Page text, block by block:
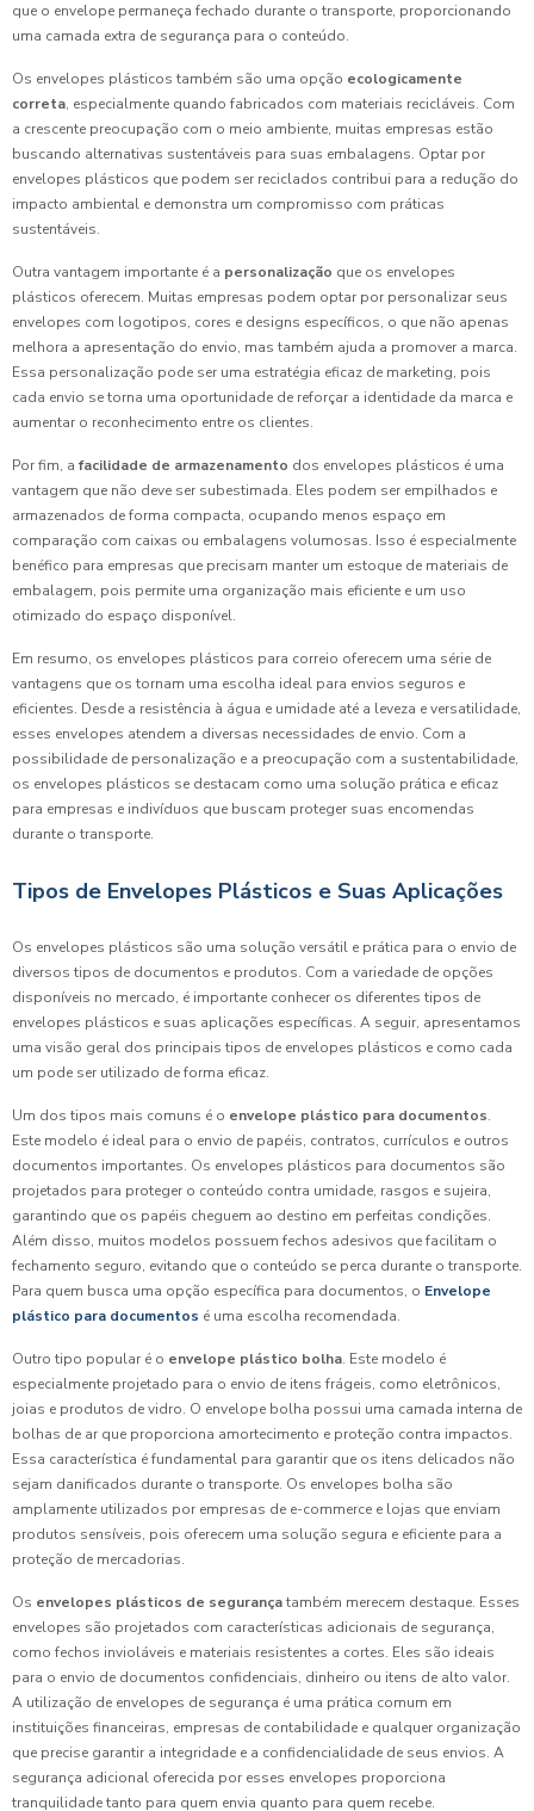
que o envelope permaneça fechado durante o transporte, proporcionando
uma camada extra de segurança para o conteúdo.
Os envelopes plásticos também são uma opção ecologicamente
correta, especialmente quando fabricados com materiais recicláveis. Com
a crescente preocupação com o meio ambiente, muitas empresas estão
buscando alternativas sustentáveis para suas embalagens. Optar por
envelopes plásticos que podem ser reciclados contribui para a redução do
impacto ambiental e demonstra um compromisso com práticas
sustentáveis.
Outra vantagem importante é a personalização que os envelopes
plásticos oferecem. Muitas empresas podem optar por personalizar seus
envelopes com logotipos, cores e designs específicos, o que não apenas
melhora a apresentação do envio, mas também ajuda a promover a marca.
Essa personalização pode ser uma estratégia eficaz de marketing, pois
cada envio se torna uma oportunidade de reforçar a identidade da marca e
aumentar o reconhecimento entre os clientes.
Por fim, a facilidade de armazenamento dos envelopes plásticos é uma
vantagem que não deve ser subestimada. Eles podem ser empilhados e
armazenados de forma compacta, ocupando menos espaço em
comparação com caixas ou embalagens volumosas. Isso é especialmente
benéfico para empresas que precisam manter um estoque de materiais de
embalagem, pois permite uma organização mais eficiente e um uso
otimizado do espaço disponível.
Em resumo, os envelopes plásticos para correio oferecem uma série de
vantagens que os tornam uma escolha ideal para envios seguros e
eficientes. Desde a resistência à água e umidade até a leveza e versatilidade,
esses envelopes atendem a diversas necessidades de envio. Com a
possibilidade de personalização e a preocupação com a sustentabilidade,
os envelopes plásticos se destacam como uma solução prática e eficaz
para empresas e indivíduos que buscam proteger suas encomendas
durante o transporte.
Tipos de Envelopes Plásticos e Suas Aplicações
Os envelopes plásticos são uma solução versátil e prática para o envio de
diversos tipos de documentos e produtos. Com a variedade de opções
disponíveis no mercado, é importante conhecer os diferentes tipos de
envelopes plásticos e suas aplicações específicas. A seguir, apresentamos
uma visão geral dos principais tipos de envelopes plásticos e como cada
um pode ser utilizado de forma eficaz.
Um dos tipos mais comuns é o envelope plástico para documentos.
Este modelo é ideal para o envio de papéis, contratos, currículos e outros
documentos importantes. Os envelopes plásticos para documentos são
projetados para proteger o conteúdo contra umidade, rasgos e sujeira,
garantindo que os papéis cheguem ao destino em perfeitas condições.
Além disso, muitos modelos possuem fechos adesivos que facilitam o
fechamento seguro, evitando que o conteúdo se perca durante o transporte.
Para quem busca uma opção específica para documentos, o Envelope
plástico para documentos é uma escolha recomendada.
Outro tipo popular é o envelope plástico bolha. Este modelo é
especialmente projetado para o envio de itens frágeis, como eletrônicos,
joias e produtos de vidro. O envelope bolha possui uma camada interna de
bolhas de ar que proporciona amortecimento e proteção contra impactos.
Essa característica é fundamental para garantir que os itens delicados não
sejam danificados durante o transporte. Os envelopes bolha são
amplamente utilizados por empresas de e-commerce e lojas que enviam
produtos sensíveis, pois oferecem uma solução segura e eficiente para a
proteção de mercadorias.
Os envelopes plásticos de segurançatambém merecem destaque. Esses
envelopes são projetados com características adicionais de segurança,
como fechos invioláveis e materiais resistentes a cortes. Eles são ideais
para o envio de documentos confidenciais, dinheiro ou itens de alto valor.
A utilização de envelopes de segurança é uma prática comum em
instituições financeiras, empresas de contabilidade e qualquer organização
que precise garantir a integridade e a confidencialidade de seus envios. A
segurança adicional oferecida por esses envelopes proporciona
tranquilidade tanto para quem envia quanto para quem recebe.